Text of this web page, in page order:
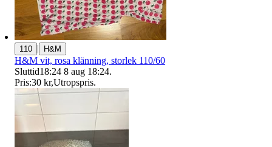
110 | H&M
H&M vit, rosa klänning, storlek 110/60
Sluttid18:24 8 aug 18:24.
Pris:30 kr,Utropspris.